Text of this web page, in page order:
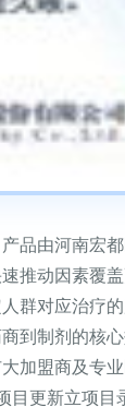
品由河南宏
推动因素覆
群对应治疗
到制剂的核
加盟商及专
更新立项